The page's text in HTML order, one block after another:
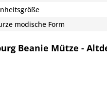
modische Form
Beanie Mütze -